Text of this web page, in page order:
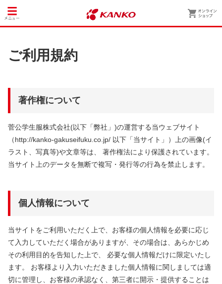
ご利用規約
著作権について
菅公学生服株式会社(以下「弊社」)の運営する当ウェブサイト
（http://kanko-gakuseifuku.co.jp/ 以下「当サイト」）上の画像(イ
ラスト、写真等)や文章等は、 著作権法により保護されています。
当サイト上のデータを無断で複写・発行等の行為を禁止します。
個人情報について
当サイトをご利用いただく上で、お客様の個人情報を必要に応じ
て入力していただく場合がありますが、その場合は、あらかじめ
その利用目的を告知した上で、 必要な個人情報だけに限定いたし
ます。 お客様より入力いただきました個人情報に関しましては適
切に管理し、お客様の承認なく、第三者に開示・提供することは